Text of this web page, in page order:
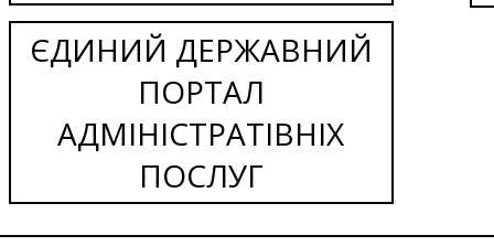
ЄДИНИЙ ДЕРЖАВНИЙ
ПОРТАЛ
АДМІНІСТРАТІВНІХ
ПОСЛУГ